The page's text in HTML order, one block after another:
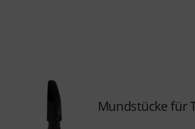
Mundstücke für